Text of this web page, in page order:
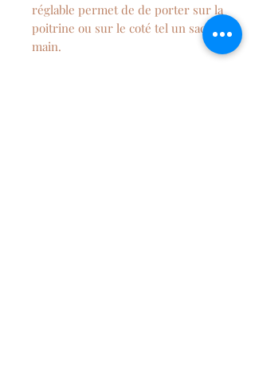
réglable permet de de porter sur la
poitrine ou sur le coté tel un sac à
main.